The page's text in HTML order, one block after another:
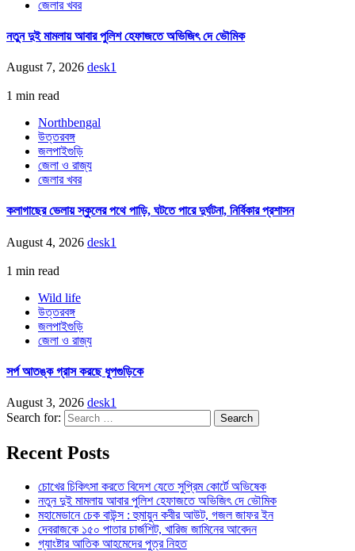
জেলার খবর
নতুন দুই মামলায় আবার পুলিশ হেফাজতে অভিজিৎ দে ভৌমিক
August 7, 2026 desk1
1 min read
Northbengal
উত্তরবঙ্গ
জলপাইগুড়ি
জেলা ও রাজ্য
জেলার খবর
কলাগাছের ভেলায় স্কুলের পথে পাড়ি, ঘটতে পারে দুর্ঘটনা, নির্বিকার প্রশাসন
August 4, 2026 desk1
1 min read
Wild life
উত্তরবঙ্গ
জলপাইগুড়ি
জেলা ও রাজ্য
সর্প আতঙ্ক গ্রাস করছে ধূপগুড়িকে
August 3, 2026 desk1
Search for:
Recent Posts
চোখের চিকিৎসা করতে বিদেশ যেতে সুপ্রিম কোর্টে অভিষেক
নতুন দুই মামলায় আবার পুলিশ হেফাজতে অভিজিৎ দে ভৌমিক
মহামেডানে চেক বাউন্স : হুমায়ুন কবীর আউট, গজল জাফর ইন
দেবরাজকে ১৫০ পাতার চার্জশিট, খারিজ জামিনের আবেদন
গ্যাংষ্টার আতিক আহমেদের পুত্র নিহত